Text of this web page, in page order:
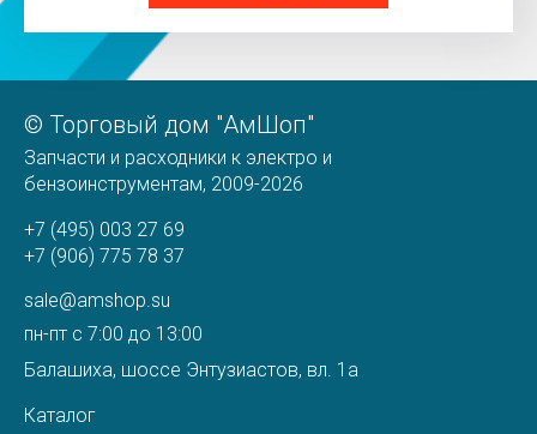
© Торговый дом "АмШоп"
Запчасти и расходники к электро и
бензоинструментам, 2009-2026
+7 (495) 003 27 69
+7 (906) 775 78 37
sale@amshop.su
пн-пт с 7:00 до 13:00
Балашиха, шоссе Энтузиастов, вл. 1а
Каталог